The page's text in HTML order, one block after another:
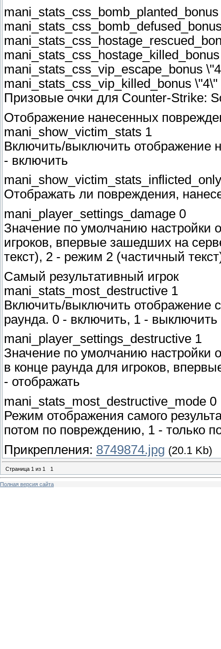
mani_stats_css_vip_escape_bonus
mani_stats_css_vip_killed_bonus \"4\"
Призовые очки для Counter-Strike:
Отображение нанесенных
mani_show_victim_stats 1
Включить/выключить отображение
- включить
Отображать ли повреждения,
mani_player_settings_damage 0
Значение по умолчанию настройки
игроков, впервые зашедших на
текст), 2 - режим 2 (частичный
Самый результативный игрок
mani_stats_most_destructive 1
Включить/выключить отображение
раунда. 0 - включить, 1 - выключить
mani_player_settings_destructive 1
Значение по умолчанию настройки
в конце раунда для игроков,
- отображать
mani_stats_most_destructive_mode 0
Режим отображения самого
потом по повреждению, 1 - только
Прикрепления: 8749874.jpg (20.1 Kb)
Страница 1 из 1 1
Полная версия сайта